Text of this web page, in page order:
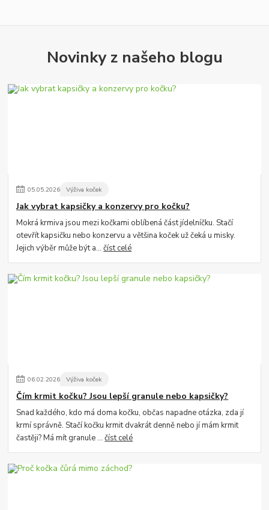
Novinky z našeho blogu
05.05.2026 Výživa koček
Jak vybrat kapsičky a konzervy pro kočku?
Mokrá krmiva jsou mezi kočkami oblíbená část jídelníčku. Stačí
otevřít kapsičku nebo konzervu a většina koček už čeká u misky.
Jejich výběr může být a...číst celé
06.02.2026 Výživa koček
Čím krmit kočku? Jsou lepší granule nebo kapsičky?
Snad každého, kdo má doma kočku, občas napadne otázka, zda jí
krmí správně. Stačí kočku krmit dvakrát denně nebo jí mám krmit
častěji? Má mít granule ...číst celé